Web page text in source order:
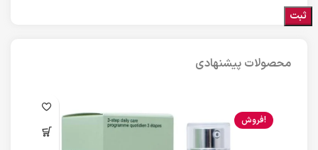
محصولات پیشنهادی
فروش!